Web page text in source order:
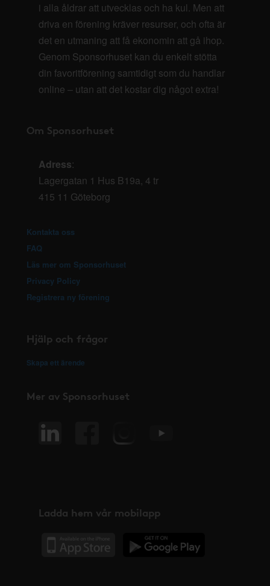
i alla åldrar att utvecklas och ha kul. Men att
driva en förening kräver resurser, och ofta är
det en utmaning att få ekonomin att gå ihop.
Genom Sponsorhuset kan du enkelt stötta
din favoritförening samtidigt som du handlar
online – utan att det kostar dig något extra!
Om Sponsorhuset
Adress:
Lagergatan 1 Hus B19a, 4 tr
415 11 Göteborg
Kontakta oss
FAQ
Läs mer om Sponsorhuset
Privacy Policy
Registrera ny förening
Hjälp och frågor
Skapa ett ärende
Mer av Sponsorhuset
Ladda hem vår mobilapp